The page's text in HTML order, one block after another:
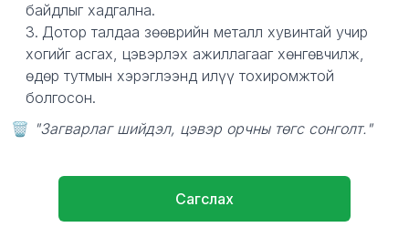
байдлыг хадгална.
Дотор талдаа зөөврийн металл хувинтай учир
хогийг асгах, цэвэрлэх ажиллагааг хөнгөвчилж,
өдөр тутмын хэрэглээнд илүү тохиромжтой
болгосон.
🗑️ "Загварлаг шийдэл, цэвэр орчны төгс сонголт."
Сагслах